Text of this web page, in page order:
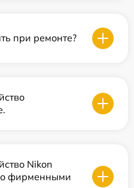
при ремонте?
Nikon
фирменными